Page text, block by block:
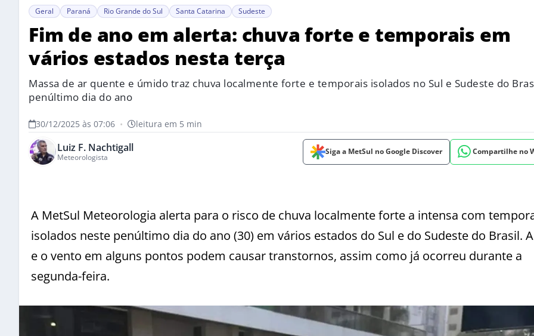
Geral Paraná Rio Grande do Sul Santa Catarina Sudeste
Fim de ano em alerta: chuva forte e temporais em
vários estados nesta terça
Massa de ar quente e úmido traz chuva localmente forte e temporais isolados no Sul e Sudeste do
penúltimo dia do ano
30/12/2025 às 07:06 • leitura em 5 min
Luiz F. Nachtigall
Meteorologista
Siga a MetSul no Google Discover Compartilhe no
A MetSul Meteorologia alerta para o risco de chuva localmente forte a intensa com
isolados neste penúltimo dia do ano (30) em vários estados do Sul e do Sudeste do Brasil.
e o vento em alguns pontos podem causar transtornos, assim como já ocorreu durante a
segunda-feira.